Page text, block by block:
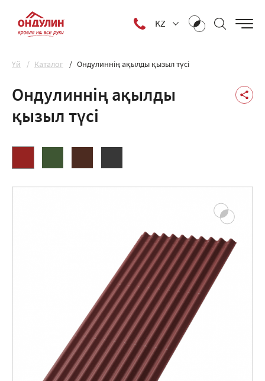
KZ
Yй Каталог Ондулиннің ақылды қызыл түсі
Ондулиннің ақылды
қызыл түсі